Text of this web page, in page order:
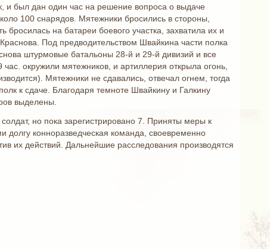
и был дан один час на решение вопроса о выдаче
100 снарядов. Мятежники бросились в стороны,
на батареи боевого участка, захватила их и
Под предводительством Швайкина части полка
штурмовые батальоны 28-й и 29-й дивизий и все
окружили мятежников, и артиллерия открыла огонь,
Мятежники не сдавались, отвечал огнем, тогда
к сдаче. Благодаря темноте Швайкину и Галкину
выделены.
но пока зарегистрировано 7. Приняты меры к
долгу конноразведческая команда, своевременно
их действий. Дальнейшие расследования производятся